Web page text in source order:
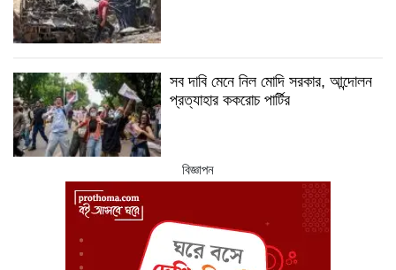
সব দাবি মেনে নিল মোদি সরকার, আন্দোলন
প্রত্যাহার ককরোচ পার্টির
বিজ্ঞাপন